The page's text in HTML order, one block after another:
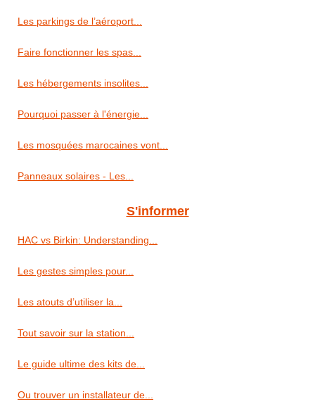
Les parkings de l’aéroport...
Faire fonctionner les spas...
Les hébergements insolites...
Pourquoi passer à l'énergie...
Les mosquées marocaines vont...
Panneaux solaires - Les...
S'informer
HAC vs Birkin: Understanding...
Les gestes simples pour...
Les atouts d’utiliser la...
Tout savoir sur la station...
Le guide ultime des kits de...
Ou trouver un installateur de...